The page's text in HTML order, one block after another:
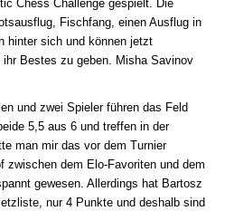
Chess Challenge gespielt. Die
Fischfang, einen Ausflug in
hinter sich und können jetzt
Bestes zu geben. Misha Savinov
und zwei Spieler führen das Feld
5,5 aus 6 und treffen in der
man mir das vor dem Turnier
zwischen dem Elo-Favoriten und dem
gewesen. Allerdings hat Bartosz
nur 4 Punkte und deshalb sind